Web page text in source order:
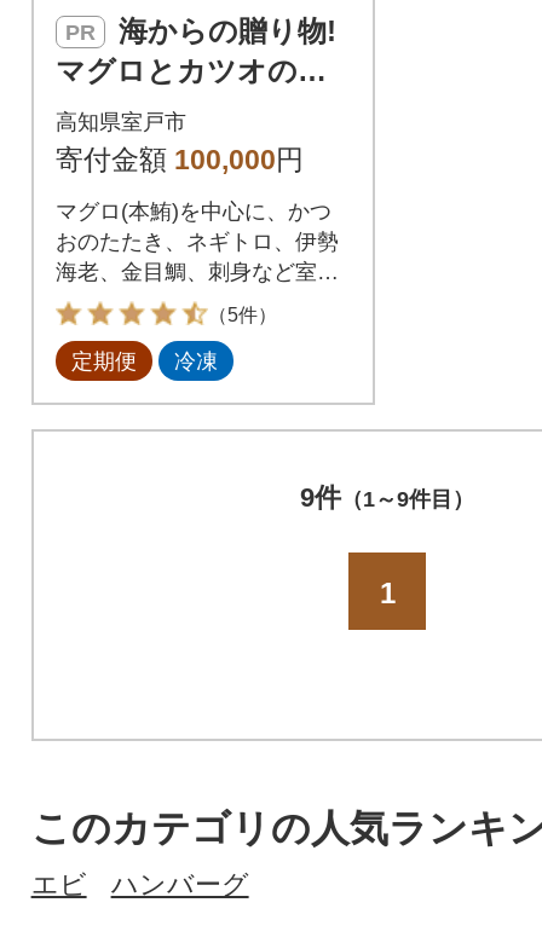
PR
マグロとカツオの定
期便【5回お届け】
【コロナ支援 訳あ
高知県室戸市
寄付金額 100,000円
マグロ(本鮪)を中心に、かつ
おのたたき、ネギトロ、伊勢
海老、金目鯛、刺身など室戸
市の海鮮をお届けします!おす
すめはサーモン、イクラやホ
タテ、カニ、ウニと一緒に海
い。惣菜 おかず 小分け 小袋
気 冷凍 たたき 料理 冷凍 ネギ
トロ丼 10万円 100000円 マグ
（5件）
定期便 冷凍
9件（1～9件目）
1
このカテゴリの人気ランキ
エビ ハンバーグ